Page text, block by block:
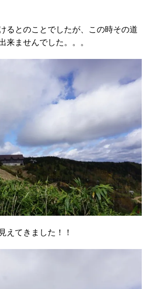
るとのことでしたが、この時その道
来ませんでした。。。
えてきました！！